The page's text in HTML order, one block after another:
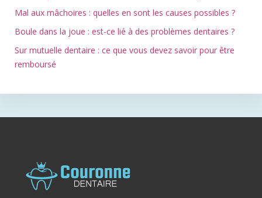
Mal aux mâchoires : quelles en sont les causes possibles ?
Boule dans la joue : est-ce lié à des problèmes dentaires ?
Sur mutuelle dentaire : ce que vous devez savoir pour être
remboursé